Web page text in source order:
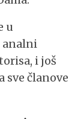
u
analni
i još
sve članove